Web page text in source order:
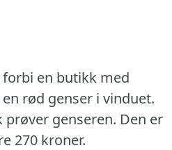
en butikk med
rød genser i vinduet.
prøver genseren. Den er
270 kroner.